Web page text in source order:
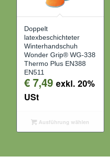
Doppelt
latexbeschichteter
Winterhandschuh
Wonder Grip® WG-338
Thermo Plus EN388
EN511
€7,49 exkl. 20%
USt
Ausführung wählen